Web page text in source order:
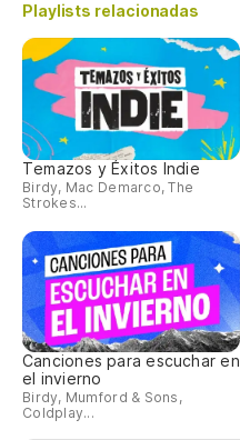
Playlists relacionadas
Temazos y Éxitos Indie
Birdy, Mac Demarco, The
Strokes...
Canciones para escuchar en
el invierno
Birdy, Mumford & Sons,
Coldplay...